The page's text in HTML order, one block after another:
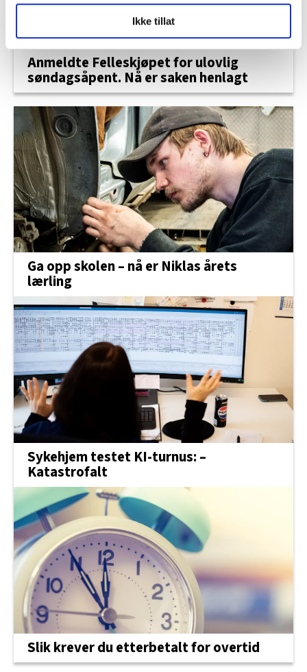
LO Medias publikasjoner frifagbevegelse.no, hk-nytt.no
og fontene.no bruker informasjonskapsler (cookies) for å
lære hvordan våre nettsider blir brukt slik at vi tilby
relevant innhold, tilpassede annonser og utarbeide
statistikk.
Vi deler bare informasjon om hvordan du bruker
nettstedet med LO Medias egne samarbeidspartnere
innenfor analyse og annonsering. Disse er angitt i
oversikten lengre ned på denne siden.
Ikke tillat
Anmeldte Felleskjøpet for ulovlig
søndagsåpent. Nå er saken henlagt
Ga opp skolen – nå er Niklas årets
lærling
Sykehjem testet KI-turnus: –
Katastrofalt
Slik krever du etterbetalt for overtid